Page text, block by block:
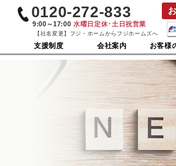
0120-272-833
9:00～17:00水曜日定休･土日祝営業
支援制度 会社案内 お客様
【社名変更】フジ・ホームからフジホームズへ